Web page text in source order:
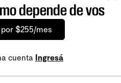
depende de vos
$255/mes
cuenta Ingresá